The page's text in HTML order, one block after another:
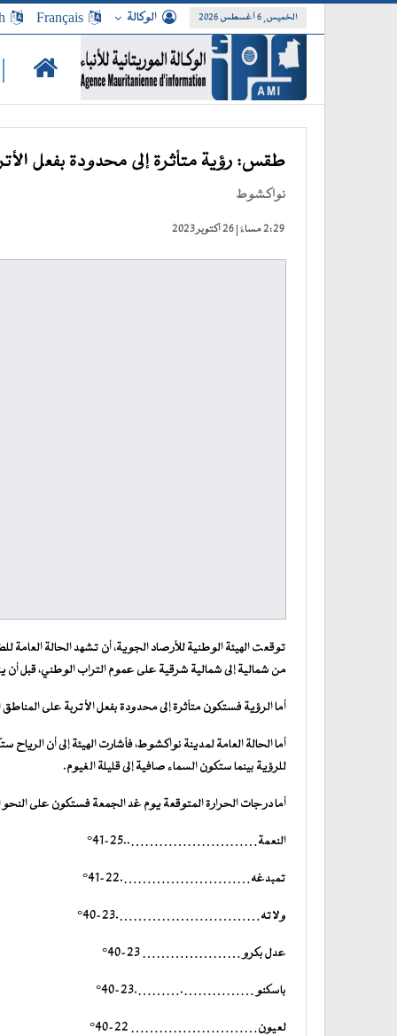
الخميس, 6 أغسطس 2026 الوكالة Français
طقس: رؤية متأثرة إلى محدودة بفعل
نواكشوط
2:29 مساءً | 26 أكتوبر 2023
توقعت الهيئة الوطنية للأرصاد الجوية، أن تشهد الحالة
من شمالية إلى شمالية شرقية على عموم التراب الوطني، قبل أن
أما الرؤية فستكون متأثرة إلى محدودة بفعل الأتربة على
أما الحالة العامة لمدينة نواكشوط، فأشارت الهيئة إلى أن
للرؤية بينما ستكون السماء صافية إلى قليلة الغيوم.
أما درجات الحرارة المتوقعة يوم غد الجمعة فستكون على النحو
النعمة………………………..25-41°
تمبدغه……………………….22-41°
ولاته………………………….23-40°
عدل بكرو ………………… 23-40°
باسكنو …………….……….23-40°
لعيون……………………… 22-40°